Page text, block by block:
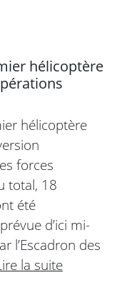
hélicoptère
hélicoptère
forces
total, 18
été
d’ici mi-
l’Escadron des
la suite